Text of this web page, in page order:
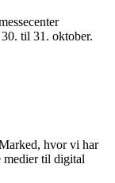
til 31. oktober.
hvor vi har
medier til digital